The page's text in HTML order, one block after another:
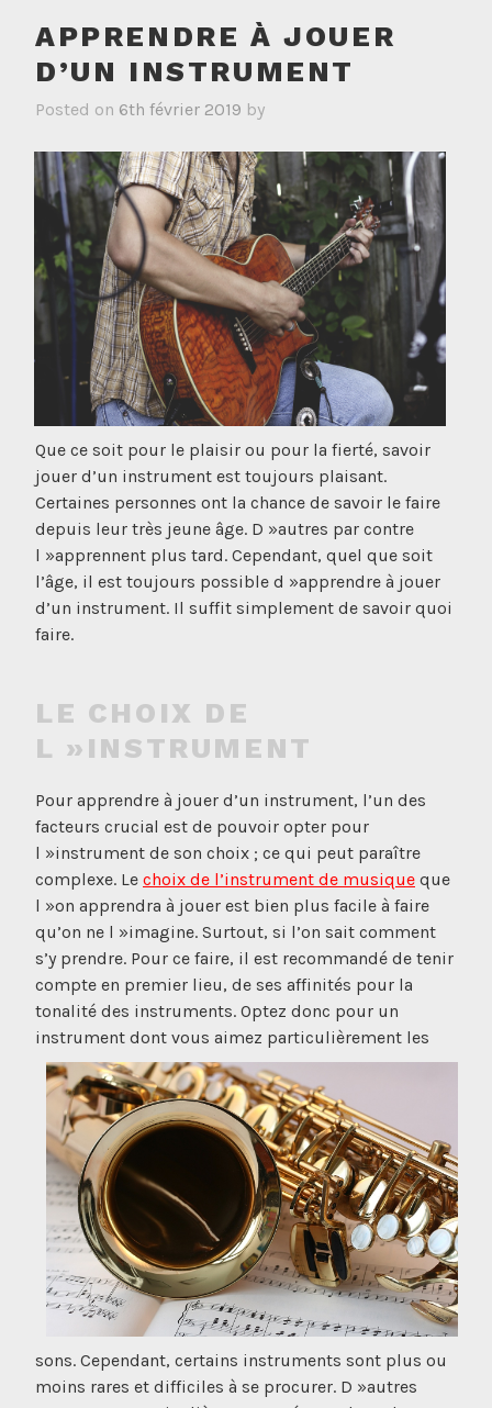
APPRENDRE À JOUER
D’UN INSTRUMENT
Posted on 6th février 2019 by
Que ce soit pour le plaisir ou pour la fierté, savoir
jouer d’un instrument est toujours plaisant.
Certaines personnes ont la chance de savoir le faire
depuis leur très jeune âge. D »autres par contre
l »apprennent plus tard. Cependant, quel que soit
l’âge, il est toujours possible d »apprendre à jouer
d’un instrument. Il suffit simplement de savoir quoi
faire.
LE CHOIX DE
L »INSTRUMENT
Pour apprendre à jouer d’un instrument, l’un des
facteurs crucial est de pouvoir opter pour
l »instrument de son choix ; ce qui peut paraître
complexe. Le choix de l’instrument de musique que
l »on apprendra à jouer est bien plus facile à faire
qu’on ne l »imagine. Surtout, si l’on sait comment
s’y prendre. Pour ce faire, il est recommandé de tenir
compte en premier lieu, de ses affinités pour la
tonalité des instruments. Optez donc pour un
instrument dont vous aimez particulièrement les
sons. Cependant, certains instruments sont plus ou
moins rares et difficiles à se procurer. D »autres